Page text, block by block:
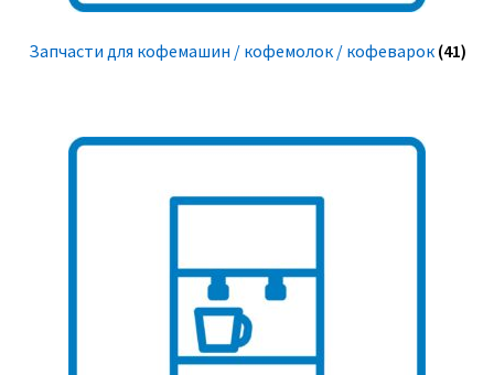
Запчасти для кофемашин / кофемолок / кофеварок (41)